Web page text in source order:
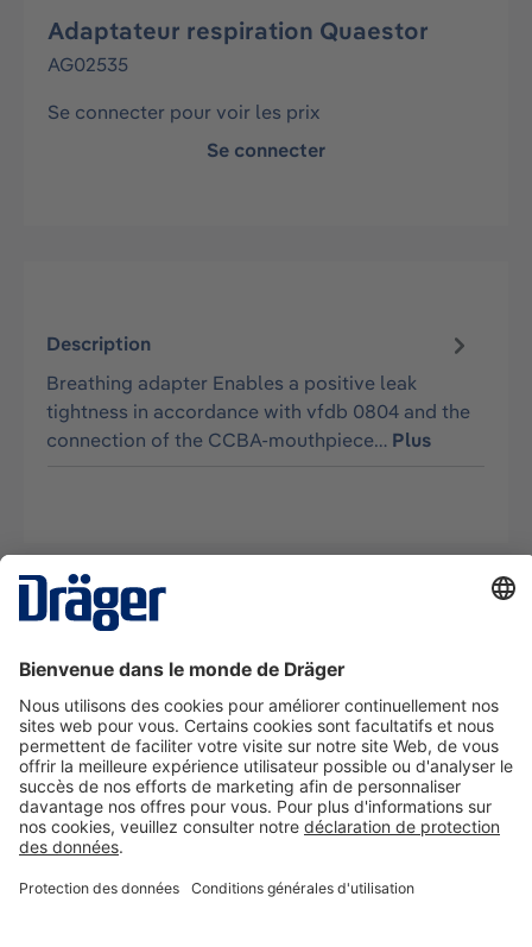
Adaptateur respiration Quaestor
AG02535
Se connecter pour voir les prix
Se connecter
Description
Breathing adapter Enables a positive leak
tightness in accordance with vfdb 0804 and the
connection of the CCBA-mouthpiece… Plus
La technologie
Nous contacter
A propos de Dräger
Informations